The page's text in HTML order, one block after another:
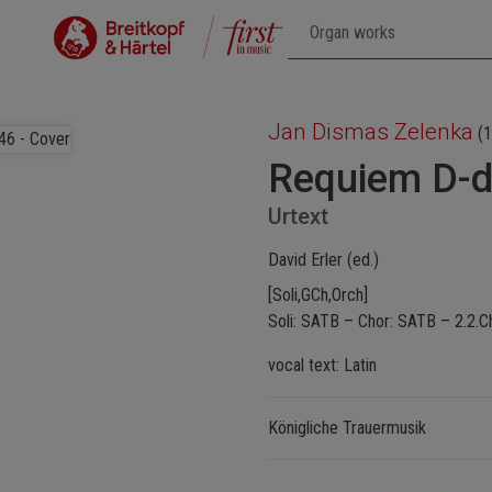
Jan Dismas Zelenka
Requiem D-
Urtext
David Erler (ed.)
[Soli,GCh,Orch]
Soli: SATB – Chor: SATB –
vocal text: Latin
Königliche Trauermusik